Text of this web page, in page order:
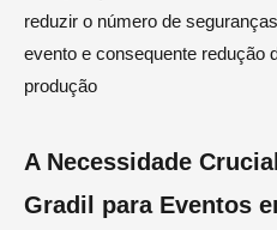
reduzir o número de
evento e consequente redução
produção
A Necessidade
Gradil para Eventos